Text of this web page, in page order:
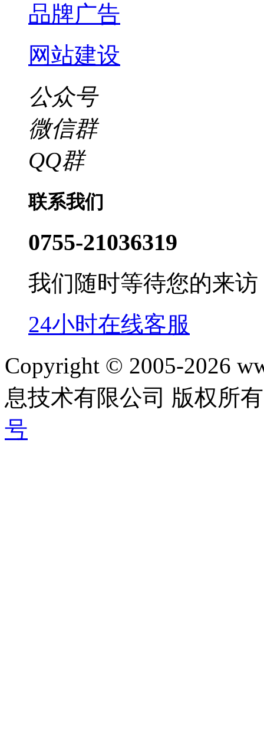
品牌广告
网站建设
公众号
微信群
QQ群
联系我们
0755-21036319
我们随时等待您的来访
24小时在线客服
Copyright © 2005-2026
息技术有限公司 版权所
号